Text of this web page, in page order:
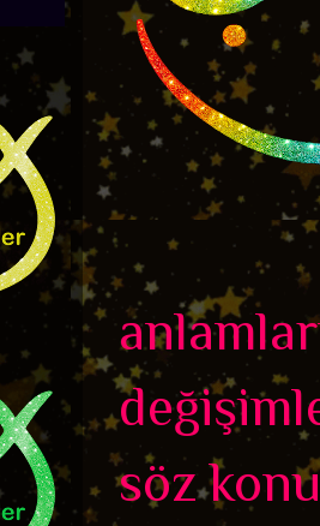
söz